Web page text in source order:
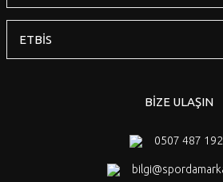
ETBİS
BİZE ULAŞIN
0507 487